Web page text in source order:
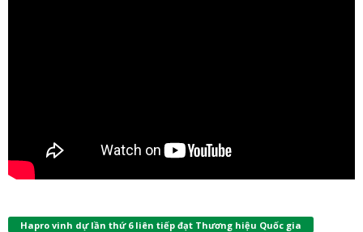
Hapro vinh dự lần thứ 6 liên tiếp đạt Thương hiệu Quốc gia